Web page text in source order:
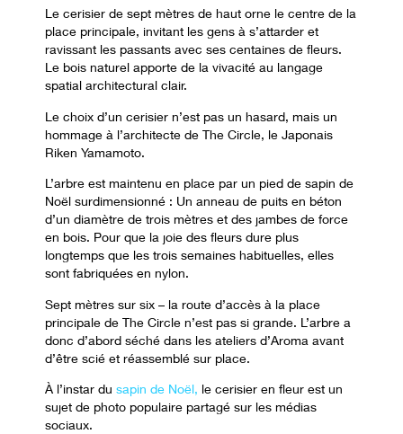
Le cerisier de sept mètres de haut orne le centre de la
place principale, invitant les gens à s’attarder et
ravissant les passants avec ses centaines de fleurs.
Le bois naturel apporte de la vivacité au langage
spatial architectural clair.
Le choix d’un cerisier n’est pas un hasard, mais un
hommage à l’architecte de The Circle, le Japonais
Riken Yamamoto.
L’arbre est maintenu en place par un pied de sapin de
Noël surdimensionné : Un anneau de puits en béton
d’un diamètre de trois mètres et des jambes de force
en bois. Pour que la joie des fleurs dure plus
longtemps que les trois semaines habituelles, elles
sont fabriquées en nylon.
Sept mètres sur six – la route d’accès à la place
principale de The Circle n’est pas si grande. L’arbre a
donc d’abord séché dans les ateliers d’Aroma avant
d’être scié et réassemblé sur place.
À l’instar du sapin de Noël, le cerisier en fleur est un
sujet de photo populaire partagé sur les médias
sociaux.